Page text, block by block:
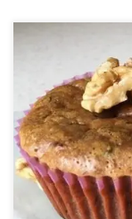
A cukkini egy
süteményt is lehet